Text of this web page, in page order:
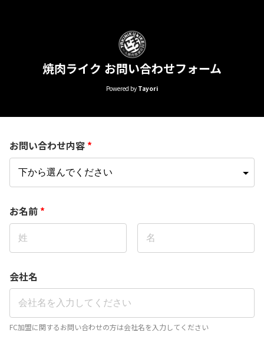
焼肉ライク お問い合わせフォーム
Powered by Tayori
お問い合わせ内容 *
お名前 *
会社名
FC加盟に関するお問い合わせの方は会社名を入力してください